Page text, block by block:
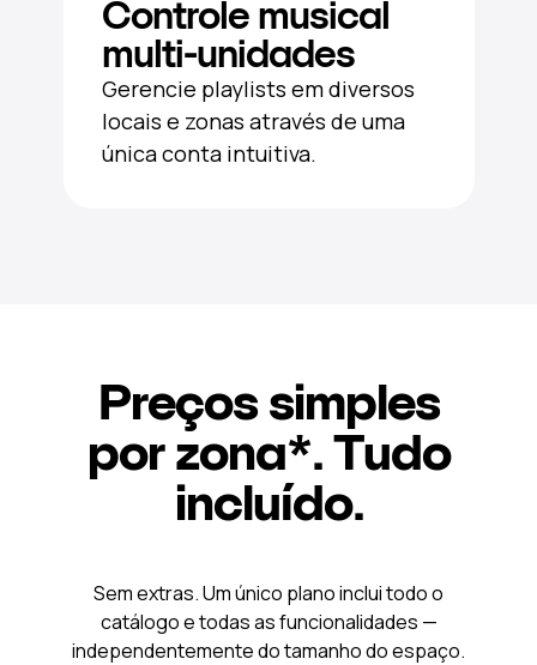
Controle musical
multi-unidades
Gerencie playlists em diversos
locais e zonas através de uma
única conta intuitiva.
Preços simples
por zona*. Tudo
incluído.
Sem extras. Um único plano inclui todo o
catálogo e todas as funcionalidades —
independentemente do tamanho do espaço.